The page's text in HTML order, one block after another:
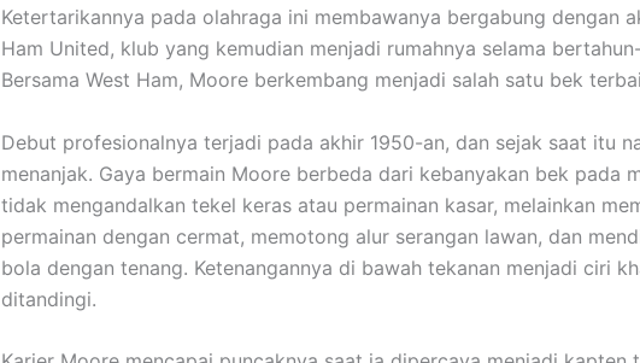
Ketertarikannya pada olahraga ini membawanya bergabung dengan
Ham United, klub yang kemudian menjadi rumahnya selama
Bersama West Ham, Moore berkembang menjadi salah satu bek
Debut profesionalnya terjadi pada akhir 1950-an, dan sejak saat itu
menanjak. Gaya bermain Moore berbeda dari kebanyakan bek pada
tidak mengandalkan tekel keras atau permainan kasar, melainkan
permainan dengan cermat, memotong alur serangan lawan, dan
bola dengan tenang. Ketenangannya di bawah tekanan menjadi ciri
ditandingi.